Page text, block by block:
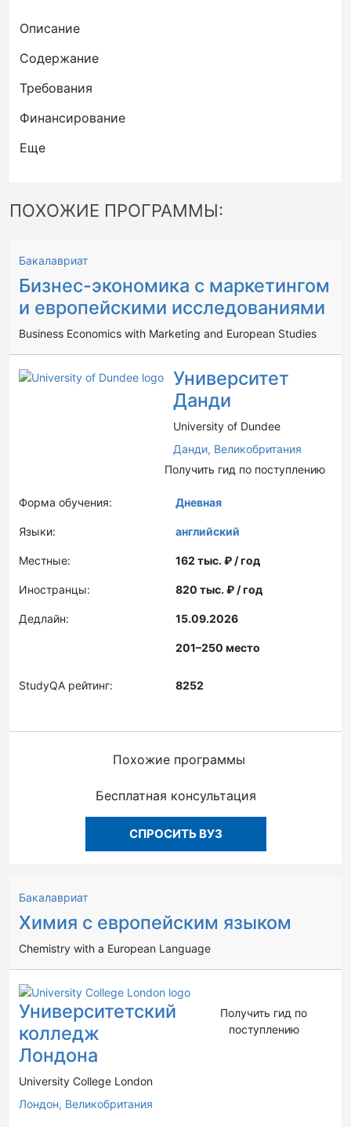
Описание
Содержание
Требования
Финансирование
Еще
ПОХОЖИЕ ПРОГРАММЫ:
Бакалавриат
Бизнес-экономика с маркетингом
и европейскими исследованиями
Business Economics with Marketing and European Studies
Университет
Данди
University of Dundee
Данди, Великобритания
Получить гид по поступлению
Форма обучения: Дневная
Языки: английский
Местные: 162 тыс. ₽ / год
Иностранцы: 820 тыс. ₽ / год
Дедлайн: 15.09.2026
201–250 место
StudyQA рейтинг: 8252
Похожие программы
Бесплатная консультация
СПРОСИТЬ ВУЗ
Бакалавриат
Химия с европейским языком
Chemistry with a European Language
Университетский
колледж
Лондона
University College London
Лондон, Великобритания
Получить гид по
поступлению